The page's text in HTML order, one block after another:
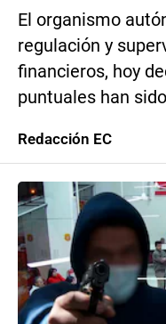
El organismo
regulación y
financieros, hoy
puntuales han
Redacción EC